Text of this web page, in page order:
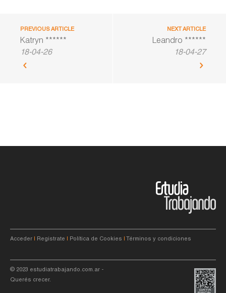
PREVIOUS ARTICLE
Katryn ******
18-04-26
NEXT ARTICLE
Leandro ******
18-04-27
Acceder Registrate Política de Cookies Términos y condiciones
© 2023 estudiatrabajando.com.ar -
Querés crecer.